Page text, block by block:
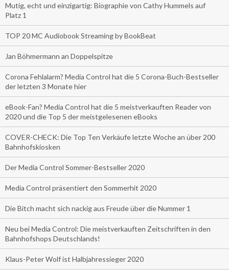
Mutig, echt und einzigartig: Biographie von Cathy Hummels auf
Platz 1
TOP 20 MC Audiobook Streaming by BookBeat
Jan Böhmermann an Doppelspitze
Corona Fehlalarm? Media Control hat die 5 Corona-Buch-Bestseller
der letzten 3 Monate hier
eBook-Fan? Media Control hat die 5 meistverkauften Reader von
2020 und die Top 5 der meistgelesenen eBooks
COVER-CHECK: Die Top Ten Verkäufe letzte Woche an über 200
Bahnhofskiosken
Der Media Control Sommer-Bestseller 2020
Media Control präsentiert den Sommerhit 2020
Die Bitch macht sich nackig aus Freude über die Nummer 1
Neu bei Media Control: Die meistverkauften Zeitschriften in den
Bahnhofshops Deutschlands!
Klaus-Peter Wolf ist Halbjahressieger 2020